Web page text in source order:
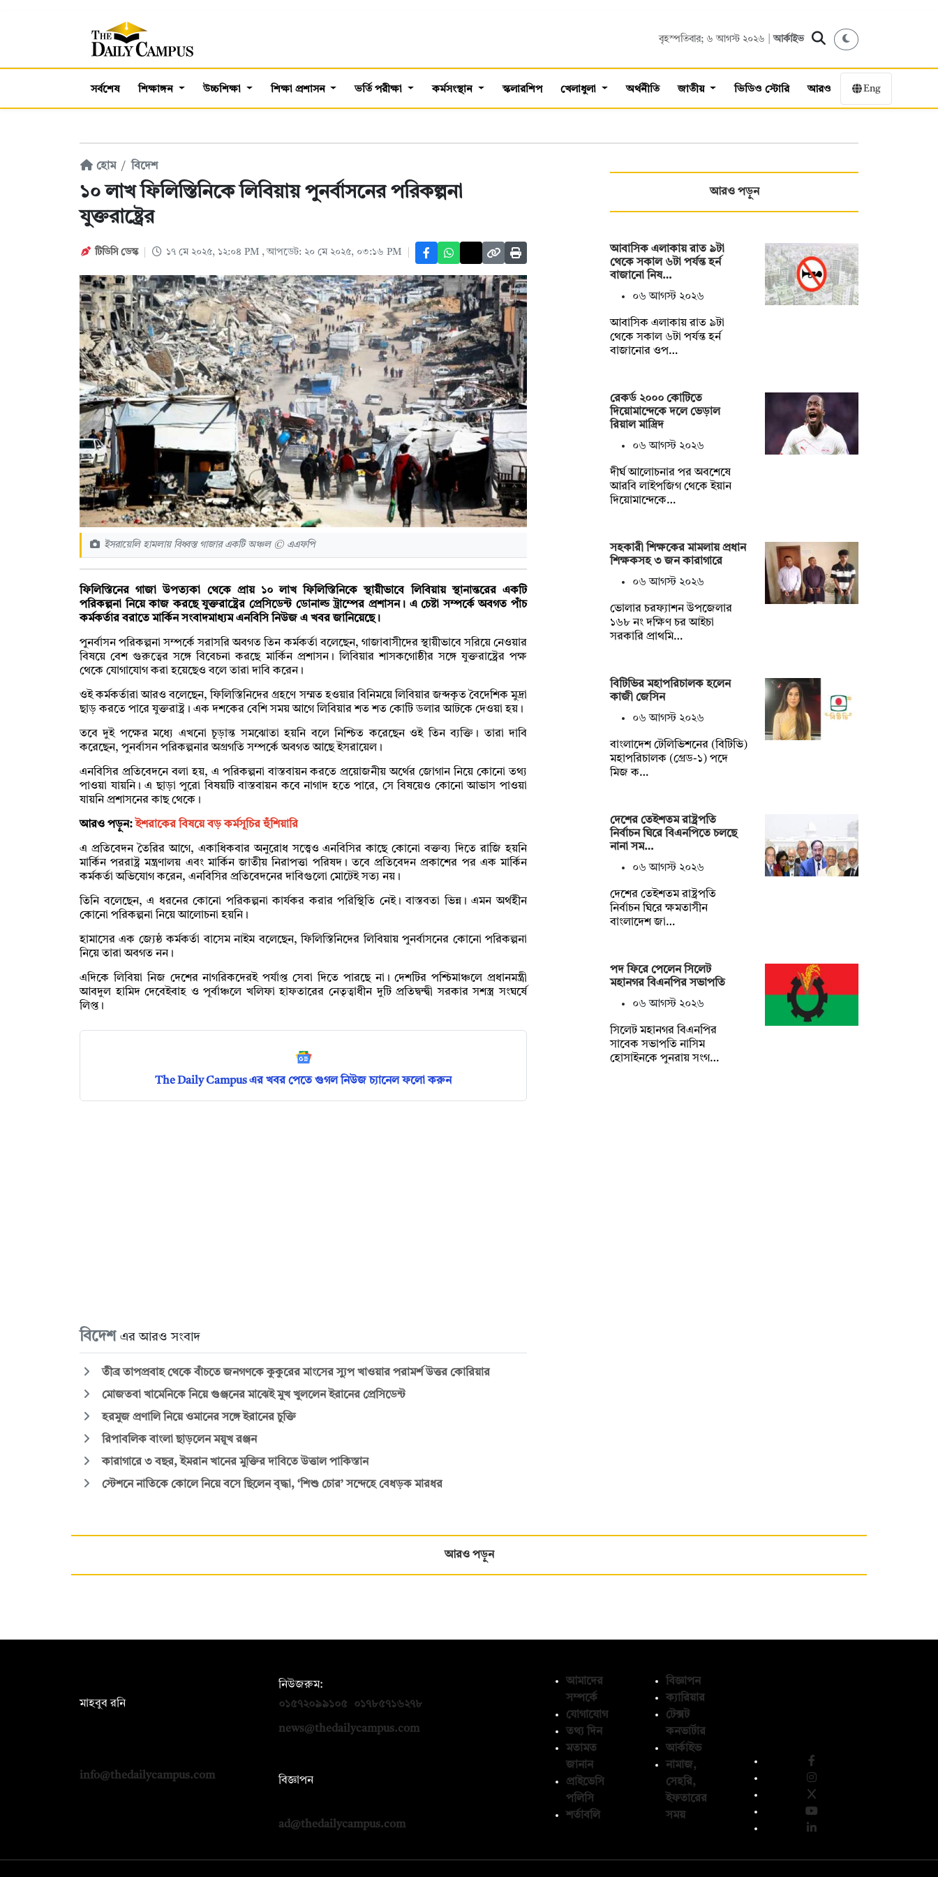
বৃহস্পতিবার; ৬ আগস্ট ২০২৬ |আর্কাইভ
সর্বশেষ শিক্ষাঙ্গন উচ্চশিক্ষা শিক্ষা প্রশাসন ভর্তি পরীক্ষা কর্মসংস্থান স্কলারশিপ খেলাধুলা অর্থনীতি জাতীয় ভিডিও স্টোরি আরও Eng
হোম বিদেশ
১০ লাখ ফিলিস্তিনিকে লিবিয়ায় পুনর্বাসনের পরিকল্পনা
যুক্তরাষ্ট্রের
টিডিসি ডেস্ক ১৭ মে ২০২৫, ১২:০৪ PM , আপডেট: ২০ মে ২০২৫, ০৩:১৬ PM
ইসরায়েলি হামলায় বিধ্বস্ত গাজার একটি অঞ্চল © এএফপি
ফিলিস্তিনের গাজা উপত্যকা থেকে প্রায় ১০ লাখ ফিলিস্তিনিকে স্থায়ীভাবে লিবিয়ায় স্থানান্তরের একটি
পরিকল্পনা নিয়ে কাজ করছে যুক্তরাষ্ট্রের প্রেসিডেন্ট ডোনাল্ড ট্রাম্পের প্রশাসন। এ চেষ্টা সম্পর্কে অবগত পাঁচ
কর্মকর্তার বরাতে মার্কিন সংবাদমাধ্যম এনবিসি নিউজ এ খবর জানিয়েছে।
পুনর্বাসন পরিকল্পনা সম্পর্কে সরাসরি অবগত তিন কর্মকর্তা বলেছেন, গাজাবাসীদের স্থায়ীভাবে সরিয়ে নেওয়ার
বিষয়ে বেশ গুরুত্বের সঙ্গে বিবেচনা করছে মার্কিন প্রশাসন। লিবিয়ার শাসকগোষ্ঠীর সঙ্গে যুক্তরাষ্ট্রের পক্ষ
থেকে যোগাযোগ করা হয়েছেও বলে তারা দাবি করেন।
ওই কর্মকর্তারা আরও বলেছেন, ফিলিস্তিনিদের গ্রহণে সম্মত হওয়ার বিনিময়ে লিবিয়ার জব্দকৃত বৈদেশিক মুদ্রা
ছাড় করতে পারে যুক্তরাষ্ট্র। এক দশকের বেশি সময় আগে লিবিয়ার শত শত কোটি ডলার আটকে দেওয়া হয়।
তবে দুই পক্ষের মধ্যে এখনো চূড়ান্ত সমঝোতা হয়নি বলে নিশ্চিত করেছেন ওই তিন ব্যক্তি। তারা দাবি
করেছেন, পুনর্বাসন পরিকল্পনার অগ্রগতি সম্পর্কে অবগত আছে ইসরায়েল।
এনবিসির প্রতিবেদনে বলা হয়, এ পরিকল্পনা বাস্তবায়ন করতে প্রয়োজনীয় অর্থের জোগান নিয়ে কোনো তথ্য
পাওয়া যায়নি। এ ছাড়া পুরো বিষয়টি বাস্তবায়ন কবে নাগাদ হতে পারে, সে বিষয়েও কোনো আভাস পাওয়া
যায়নি প্রশাসনের কাছ থেকে।
আরও পড়ুন:ইশরাকের বিষয়ে বড় কর্মসূচির হুঁশিয়ারি
এ প্রতিবেদন তৈরির আগে, একাধিকবার অনুরোধ সত্ত্বেও এনবিসির কাছে কোনো বক্তব্য দিতে রাজি হয়নি
মার্কিন পররাষ্ট্র মন্ত্রণালয় এবং মার্কিন জাতীয় নিরাপত্তা পরিষদ। তবে প্রতিবেদন প্রকাশের পর এক মার্কিন
কর্মকর্তা অভিযোগ করেন, এনবিসির প্রতিবেদনের দাবিগুলো মোটেই সত্য নয়।
তিনি বলেছেন, এ ধরনের কোনো পরিকল্পনা কার্যকর করার পরিস্থিতি নেই। বাস্তবতা ভিন্ন। এমন অর্থহীন
কোনো পরিকল্পনা নিয়ে আলোচনা হয়নি।
হামাসের এক জ্যেষ্ঠ কর্মকর্তা বাসেম নাইম বলেছেন, ফিলিস্তিনিদের লিবিয়ায় পুনর্বাসনের কোনো পরিকল্পনা
নিয়ে তারা অবগত নন।
এদিকে লিবিয়া নিজ দেশের নাগরিকদেরই পর্যাপ্ত সেবা দিতে পারছে না। দেশটির পশ্চিমাঞ্চলে প্রধানমন্ত্রী
আবদুল হামিদ দেবেইবাহ ও পূর্বাঞ্চলে খলিফা হাফতারের নেতৃত্বাধীন দুটি প্রতিদ্বন্দ্বী সরকার সশস্ত্র সংঘর্ষে
লিপ্ত।
The Daily Campus এর খবর পেতে গুগল নিউজ চ্যানেল ফলো করুন
বিদেশ এর আরও সংবাদ
তীব্র তাপপ্রবাহ থেকে বাঁচতে জনগণকে কুকুরের মাংসের স্যুপ খাওয়ার পরামর্শ উত্তর কোরিয়ার
মোজতবা খামেনিকে নিয়ে গুঞ্জনের মাঝেই মুখ খুললেন ইরানের প্রেসিডেন্ট
হরমুজ প্রণালি নিয়ে ওমানের সঙ্গে ইরানের চুক্তি
রিপাবলিক বাংলা ছাড়লেন ময়ূখ রঞ্জন
কারাগারে ৩ বছর, ইমরান খানের মুক্তির দাবিতে উত্তাল পাকিস্তান
স্টেশনে নাতিকে কোলে নিয়ে বসে ছিলেন বৃদ্ধা, ‘শিশু চোর’ সন্দেহে বেধড়ক মারধর
আরও পড়ুন
আবাসিক এলাকায় রাত ৯টা
থেকে সকাল ৬টা পর্যন্ত হর্ন
বাজানো নিষ…
০৬ আগস্ট ২০২৬
আবাসিক এলাকায় রাত ৯টা
থেকে সকাল ৬টা পর্যন্ত হর্ন
বাজানোর ওপ…
রেকর্ড ২০০০ কোটিতে
দিয়োমান্দেকে দলে ভেড়াল
রিয়াল মাদ্রিদ
০৬ আগস্ট ২০২৬
দীর্ঘ আলোচনার পর অবশেষে
আরবি লাইপজিগ থেকে ইয়ান
দিয়োমান্দেকে…
সহকারী শিক্ষকের মামলায় প্রধান
শিক্ষকসহ ৩ জন কারাগারে
০৬ আগস্ট ২০২৬
ভোলার চরফ্যাশন উপজেলার
১৬৮ নং দক্ষিণ চর আইচা
সরকারি প্রাথমি…
বিটিভির মহাপরিচালক হলেন
কাজী জেসিন
০৬ আগস্ট ২০২৬
বাংলাদেশ টেলিভিশনের (বিটিভি)
মহাপরিচালক (গ্রেড-১) পদে
মিজ ক…
দেশের তেইশতম রাষ্ট্রপতি
নির্বাচন ঘিরে বিএনপিতে চলছে
নানা সম…
০৬ আগস্ট ২০২৬
দেশের তেইশতম রাষ্ট্রপতি
নির্বাচন ঘিরে ক্ষমতাসীন
বাংলাদেশ জা…
পদ ফিরে পেলেন সিলেট
মহানগর বিএনপির সভাপতি
০৬ আগস্ট ২০২৬
সিলেট মহানগর বিএনপির
সাবেক সভাপতি নাসিম
হোসাইনকে পুনরায় সংগ…
আরও পড়ুন
মাহবুব রনি
info@thedailycampus.com
নিউজরুম:
০১৫৭২০৯৯১০৫
০১৭৮৫৭১৬২৭৮
news@thedailycampus.com
বিজ্ঞাপন
ad@thedailycampus.com
আমাদের
সম্পর্কে
যোগাযোগ
তথ্য দিন
মতামত
জানান
প্রাইভেসি
পলিসি
শর্তাবলি
বিজ্ঞাপন
ক্যারিয়ার
টেক্সট
কনভার্টার
আর্কাইভ
নামাজ,
সেহরি,
ইফতারের
সময়